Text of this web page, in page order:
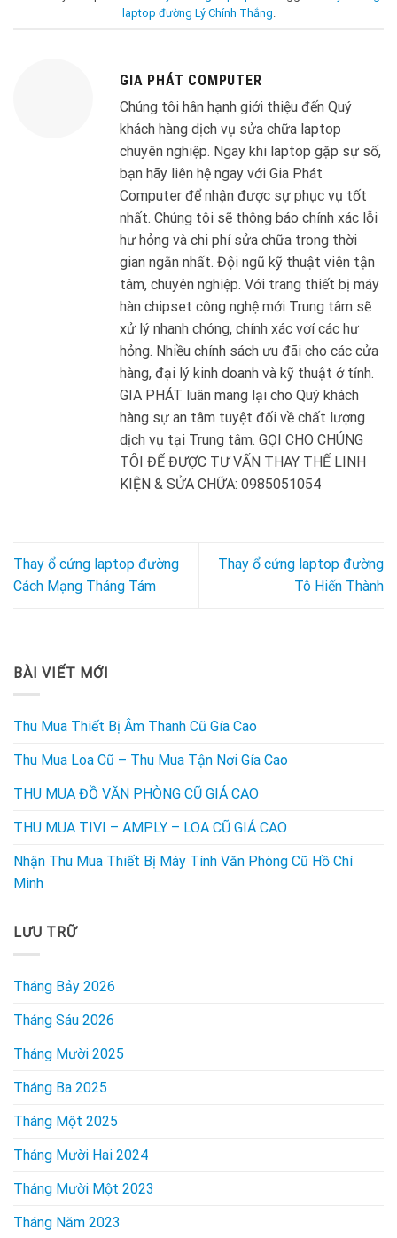
laptop đường Lý Chính Thắng
GIA PHÁT COMPUTER
Chúng tôi hân hạnh giới thiệu đến Quý
khách hàng dịch vụ sửa chữa laptop
chuyên nghiệp. Ngay khi laptop gặp sự số,
bạn hãy liên hệ ngay với Gia Phát
Computer để nhận được sự phục vụ tốt
nhất. Chúng tôi sẽ thông báo chính xác lỗi
hư hỏng và chi phí sửa chữa trong thời
gian ngắn nhất. Đội ngũ kỹ thuật viên tận
tâm, chuyên nghiệp. Với trang thiết bị máy
hàn chipset công nghệ mới Trung tâm sẽ
xử lý nhanh chóng, chính xác vơí các hư
hỏng. Nhiều chính sách ưu đãi cho các cửa
hàng, đại lý kinh doanh và kỹ thuật ở tỉnh.
GIA PHÁT luân mang lại cho Quý khách
hàng sự an tâm tuyệt đối về chất lượng
dịch vụ tại Trung tâm. GỌI CHO CHÚNG
TÔI ĐỂ ĐƯỢC TƯ VẤN THAY THẾ LINH
KIỆN & SỬA CHỮA: 0985051054
Thay ổ cứng laptop đường
Cách Mạng Tháng Tám
Thay ổ cứng laptop đường
Tô Hiến Thành
BÀI VIẾT MỚI
Thu Mua Thiết Bị Âm Thanh Cũ Gía Cao
Thu Mua Loa Cũ – Thu Mua Tận Nơi Gía Cao
THU MUA ĐỒ VĂN PHÒNG CŨ GIÁ CAO
THU MUA TIVI – AMPLY – LOA CŨ GIÁ CAO
Nhận Thu Mua Thiết Bị Máy Tính Văn Phòng Cũ Hồ Chí
Minh
LƯU TRỮ
Tháng Bảy 2026
Tháng Sáu 2026
Tháng Mười 2025
Tháng Ba 2025
Tháng Một 2025
Tháng Mười Hai 2024
Tháng Mười Một 2023
Tháng Năm 2023